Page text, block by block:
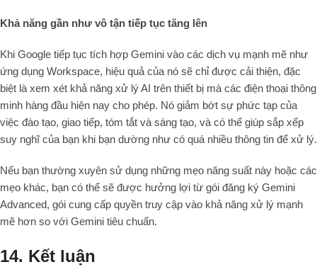
Khả năng gần như vô tận tiếp tục tăng lên
Khi Google tiếp tục tích hợp Gemini vào các dịch vụ mạnh mẽ như
ứng dụng Workspace, hiệu quả của nó sẽ chỉ được cải thiện, đặc
biệt là xem xét khả năng xử lý AI trên thiết bị mà các điện thoại thông
minh hàng đầu hiện nay cho phép. Nó giảm bớt sự phức tạp của
việc đào tạo, giao tiếp, tóm tắt và sáng tạo, và có thể giúp sắp xếp
suy nghĩ của bạn khi bạn dường như có quá nhiều thông tin để xử lý.
Nếu bạn thường xuyên sử dụng những mẹo năng suất này hoặc các
mẹo khác, bạn có thể sẽ được hưởng lợi từ gói đăng ký Gemini
Advanced, gói cung cấp quyền truy cập vào khả năng xử lý mạnh
mẽ hơn so với Gemini tiêu chuẩn.
14. Kết luận